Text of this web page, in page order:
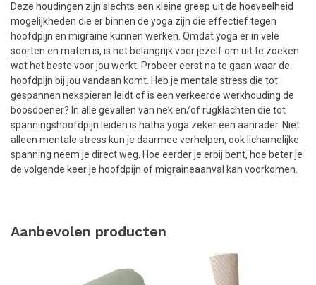
Deze houdingen zijn slechts een kleine greep uit de hoeveelheid
mogelijkheden die er binnen de yoga zijn die effectief tegen
hoofdpijn en migraine kunnen werken. Omdat yoga er in vele
soorten en maten is, is het belangrijk voor jezelf om uit te zoeken
wat het beste voor jou werkt. Probeer eerst na te gaan waar de
hoofdpijn bij jou vandaan komt. Heb je mentale stress die tot
gespannen nekspieren leidt of is een verkeerde werkhouding de
boosdoener? In alle gevallen van nek en/of rugklachten die tot
spanningshoofdpijn leiden is hatha yoga zeker een aanrader. Niet
alleen mentale stress kun je daarmee verhelpen, ook lichamelijke
spanning neem je direct weg. Hoe eerder je erbij bent, hoe beter je
de volgende keer je hoofdpijn of migraineaanval kan voorkomen.
Aanbevolen producten